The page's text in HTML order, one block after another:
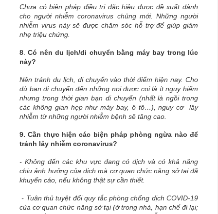
Chưa có biện pháp điều trị đặc hiệu được đề xuất dành
cho người nhiễm coronavirus chủng mới. Những người
nhiễm virus này sẽ được chăm sóc hỗ trợ để giúp giảm
nhẹ triệu chứng.
8 .Có nên du lịch/di chuyển bằng máy bay trong lúc
này?
Nên tránh du lịch, di chuyển vào thời điểm hiện nay. Cho
dù bạn di chuyển đến những nơi được coi là ít nguy hiểm
nhưng trong thời gian bạn di chuyển (nhất là ngồi trong
các không gian hẹp như máy bay, ô tô…), nguy cơ lây
nhiễm từ những người nhiễm bệnh sẽ tăng cao.
9. Cần thực hiện các biện pháp phòng ngừa nào để
tránh lây nhiễm coronavirus?
- Không đến các khu vực đang có dịch và có khả năng
chịu ảnh hưởng của dịch mà cơ quan chức năng sở tại đã
khuyến cáo, nếu không thật sự cần thiết.
- Tuân thủ tuyệt đối quy tắc phòng chống dịch COVID-19
của cơ quan chức năng sở tại (ở trong nhà, hạn chế đi lại;